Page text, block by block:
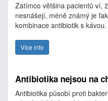
Zatímco většina pacientů ví,
nesnášejí, méně známý je
kombinace antibiotik s kávou.
Více info
Antibiotika nejsou na
Antibiotika působí proti